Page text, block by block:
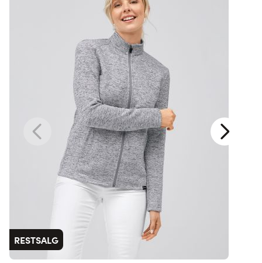
RESTSALG